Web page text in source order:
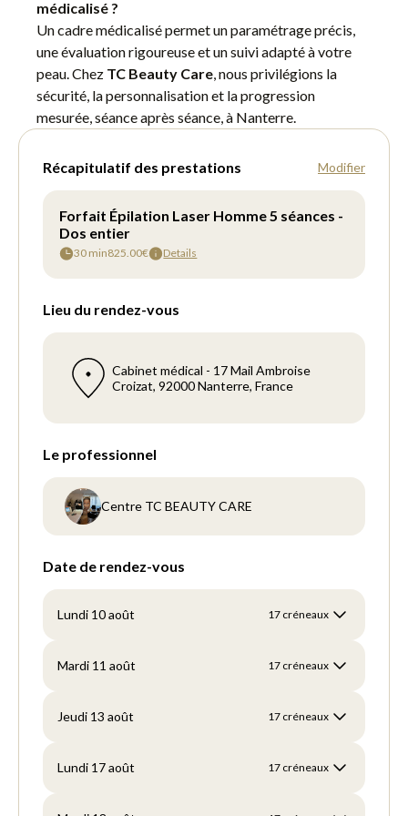
médicalisé ?
Un cadre médicalisé permet un paramétrage précis,
une évaluation rigoureuse et un suivi adapté à votre
peau. Chez TC Beauty Care, nous privilégions la
sécurité, la personnalisation et la progression
mesurée, séance après séance, à Nanterre.